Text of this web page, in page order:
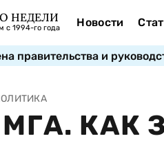
НЕДЕЛИ
с 1994-го года Новости
правительства и
КАК